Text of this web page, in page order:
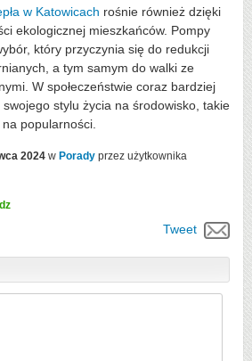
w Katowicach rośnie również dzięki
ekologicznej mieszkańców. Pompy
który przyczynia się do redukcji
a tym samym do walki ze
W społeczeństwie coraz bardziej
swojego stylu życia na środowisko, takie
popularności.
2024 w Porady przez użytkownika
Tweet